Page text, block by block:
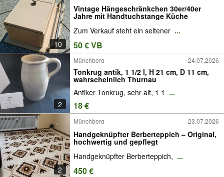
10
Vintage Hängeschränkchen 30er/40er
Jahre mit Handtuchstange Küche
Zum Verkauf steht ein seltener ...
50 € VB
2
Münchberg 24.07.2026
Tonkrug antik, 1 1/2 l, H 21 cm, D 11 cm,
wahrscheinlich Thurnau
Antiker Tonkrug, sehr alt, 1 1 ...
18 €
2
Münchberg 23.07.2026
Handgeknüpfter Berberteppich – Original,
hochwertig und gepflegt
Handgeknüpfter Berberteppich, ...
450 €